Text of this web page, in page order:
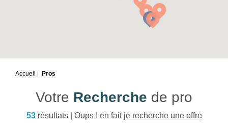
Accueil Pros
Votre Recherche de pro
53résultats | Oups ! en fait je recherche une offre